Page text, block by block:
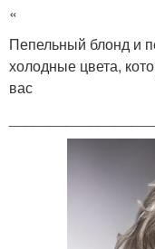
«
Пепельный блонд и
холодные цвета,
вас